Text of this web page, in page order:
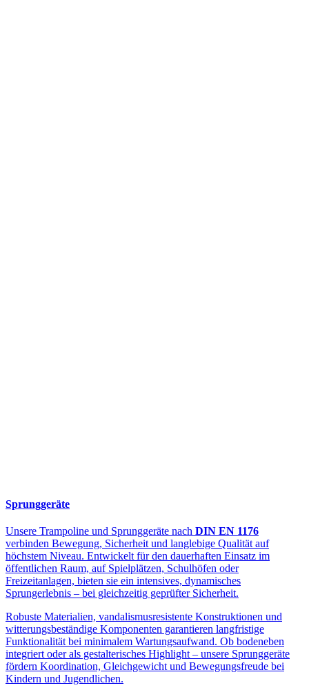
Sprunggeräte
Unsere Trampoline und Sprunggeräte nach DIN EN 1176
verbinden Bewegung, Sicherheit und langlebige Qualität auf
höchstem Niveau. Entwickelt für den dauerhaften Einsatz im
öffentlichen Raum, auf Spielplätzen, Schulhöfen oder
Freizeitanlagen, bieten sie ein intensives, dynamisches
Sprungerlebnis – bei gleichzeitig geprüfter Sicherheit.
Robuste Materialien, vandalismusresistente Konstruktionen und
witterungsbeständige Komponenten garantieren langfristige
Funktionalität bei minimalem Wartungsaufwand. Ob bodeneben
integriert oder als gestalterisches Highlight – unsere Sprunggeräte
fördern Koordination, Gleichgewicht und Bewegungsfreude bei
Kindern und Jugendlichen.